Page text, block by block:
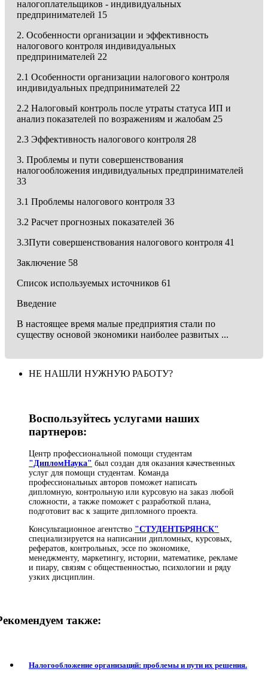
налогоплательщиков - индивидуальных
предпринимателей 15
2. Особенности организации и эффективность
налогового контроля индивидуальных
предпринимателей 22
2.1 Особенности организации налогового контроля
индивидуальных предпринимателей 22
2.2 Налоговый контроль после утраты статуса ИП и
анализ показателей по возражениям и жалобам 25
2.3 Эффективность налогового контроля 28
3. Проблемы и пути совершенствования
налогообложения индивидуальных предпринимателей
33
3.1 Проблемы налогового контроля 33
3.2 Расчет прогнозных показателей 36
3.3Пути совершенствования налогового контроля 41
Заключение 58
Список используемых источников 61
Введение
В настоящее время малые предприятия стали по
существу основой экономики наиболее развитых ...
НЕ НАШЛИ НУЖНУЮ РАБОТУ?
Воспользуйтесь услугами наших
партнеров:
Центр профессиональной помощи студентам
"ДипломНаука" был создан для оказания качественных
услуг для помощи студентам. Команда
профессиональных авторов поможет написать
дипломную, контрольную или курсовую на заказ любой
сложности, а также поможет с разработкой плана,
подготовит вас к защите дипломного проекта.
Консультационное агентство "СТУДЕНТБРЯНСК"
специализируется на написании дипломных, курсовых,
рефератов, контрольных, эссе по экономике,
менеджменту, маркетингу, истории, математике, рекламе
и пиару, связям с общественностью, психологии и ряду
узких дисциплин.
также:
Налогообложение организаций: проблемы и пути их решения.